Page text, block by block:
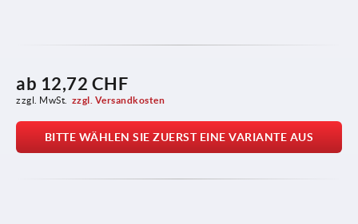
ab 12,72 CHF
zzgl. MwSt. zzgl. Versandkosten
BITTE WÄHLEN SIE ZUERST EINE VARIANTE AUS